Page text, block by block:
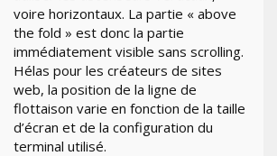
voire horizontaux. La partie « above
the fold » est donc la partie
immédiatement visible sans scrolling.
Hélas pour les créateurs de sites
web, la position de la ligne de
flottaison varie en fonction de la taille
d’écran et de la configuration du
terminal utilisé.